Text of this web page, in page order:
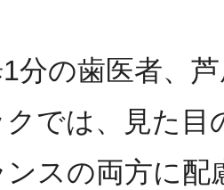
分の歯医者、
では、見た目
スの両方に配